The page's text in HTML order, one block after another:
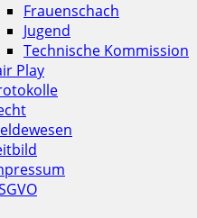
Frauenschach
Jugend
Technische Kommission
Play